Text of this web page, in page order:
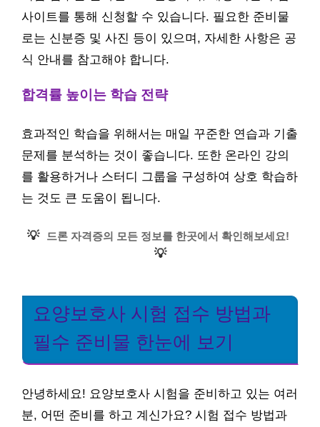
사이트를 통해 신청할 수 있습니다. 필요한 준비물
로는 신분증 및 사진 등이 있으며, 자세한 사항은 공
식 안내를 참고해야 합니다.
합격률 높이는 학습 전략
효과적인 학습을 위해서는 매일 꾸준한 연습과 기출
문제를 분석하는 것이 좋습니다. 또한 온라인 강의
를 활용하거나 스터디 그룹을 구성하여 상호 학습하
는 것도 큰 도움이 됩니다.
💡 드론 자격증의 모든 정보를 한곳에서 확인해보세요!
💡
요양보호사 시험 접수 방법과
필수 준비물 한눈에 보기
안녕하세요! 요양보호사 시험을 준비하고 있는 여러
분, 어떤 준비를 하고 계신가요? 시험 접수 방법과